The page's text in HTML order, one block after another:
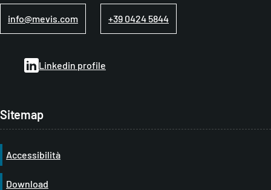
d
n
e
info@mevis.com +39 0424 5844
Linkedin profile
Sitemap
Accessibilità
Download